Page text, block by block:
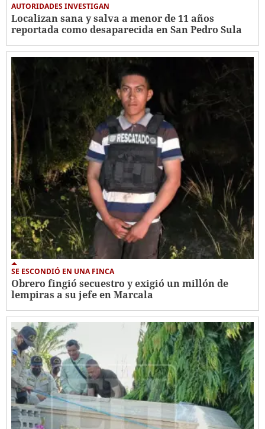
AUTORIDADES INVESTIGAN
Localizan sana y salva a menor de 11 años
reportada como desaparecida en San Pedro Sula
SE ESCONDIÓ EN UNA FINCA
Obrero fingió secuestro y exigió un millón de
lempiras a su jefe en Marcala